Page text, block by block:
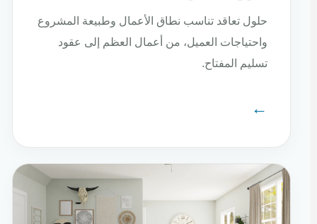
حلول تعاقد تناسب نطاق الأعمال وطبيعة المشروع
واحتياجات العميل، من أعمال العظم إلى عقود
تسليم المفتاح.
←